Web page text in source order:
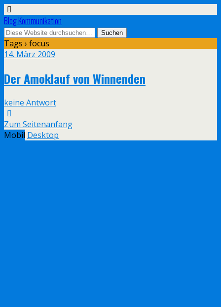
Blog Kommunikation
Tags › focus
14. März 2009
Der Amoklauf von Winnenden
keine Antwort
Zum Seitenanfang
Mobil Desktop